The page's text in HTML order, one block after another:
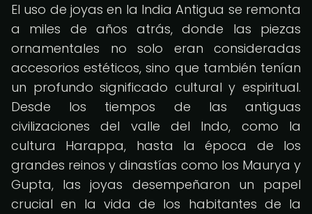
El uso de joyas en la India Antigua se remonta
a miles de años atrás, donde las piezas
ornamentales no solo eran consideradas
accesorios estéticos, sino que también tenían
un profundo significado cultural y espiritual.
Desde los tiempos de las antiguas
civilizaciones del valle del Indo, como la
cultura Harappa, hasta la época de los
grandes reinos y dinastías como los Maurya y
Gupta, las joyas desempeñaron un papel
crucial en la vida de los habitantes de la